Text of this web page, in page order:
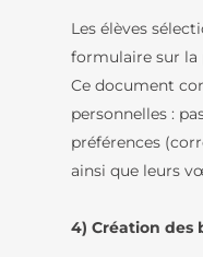
Les élèves
formulaire sur la
Ce document
personnelles :
préférences
ainsi que leurs
4) Création des